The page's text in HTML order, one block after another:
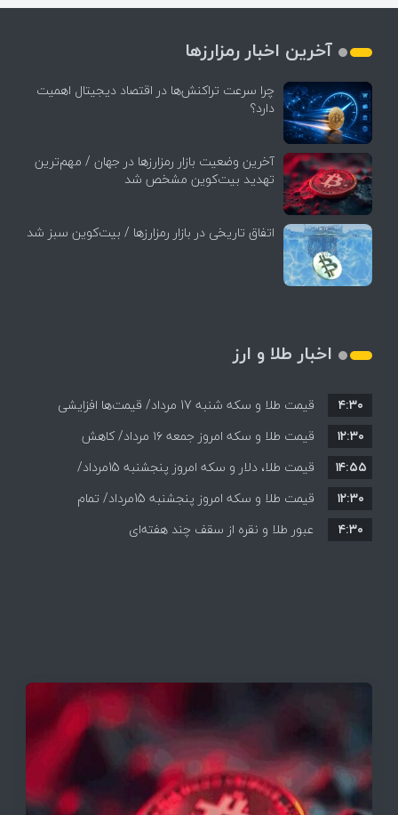
آخرین اخبار رمزارزها
چرا سرعت تراکنش‌ها در اقتصاد دیجیتال اهمیت
دارد؟
آخرین وضعیت بازار رمزارزها در جهان / مهم‌ترین
تهدید بیت‌کوین مشخص شد
اتفاق تاریخی در بازار رمزارزها / بیت‌کوین سبز شد
اخبار طلا و ارز
قیمت طلا و سکه شنبه 17 مرداد/ قیمت‌ها افزایشی
۴:۳۰
قیمت طلا و سکه امروز جمعه ۱۶ مرداد/ کاهش
قیمت ها+ جدول و جزییات
۱۲:۳۰
قیمت طلا، دلار و سکه امروز پنجشنبه 15مرداد/
افزایش قیمت ها + جدول
۱۴:۵۵
قیمت طلا و سکه امروز پنجشنبه 15مرداد/ تمام
قیمت ها بر مدار افزایش + جدول
۱۲:۳۰
عبور طلا و نقره از سقف چند هفته‌ای
۴:۳۰